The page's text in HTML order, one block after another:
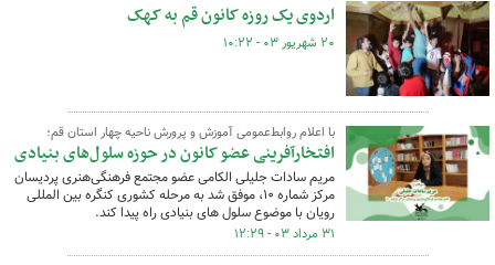
اردوی یک روزه کانون قم به کهک
۲۰ شهریور ۰۳ - ۱۰:۲۲
با اعلام روابط‌عمومی آموزش و پرورش ناحیه چهار استان قم؛
افتخارآفرینی عضو کانون در حوزه سلول‌های بنیادی
مریم سادات جلیلی الکامی عضو مجتمع فرهنگی‌هنری پردیسان
مرکز شماره ۱۰، موفق شد به مرحله کشوری کنگره بین المللی
رویان با موضوع سلول های بنیادی راه پیدا کند.
۳۱ مرداد ۰۳ - ۱۲:۲۹